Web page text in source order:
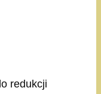
redukcji